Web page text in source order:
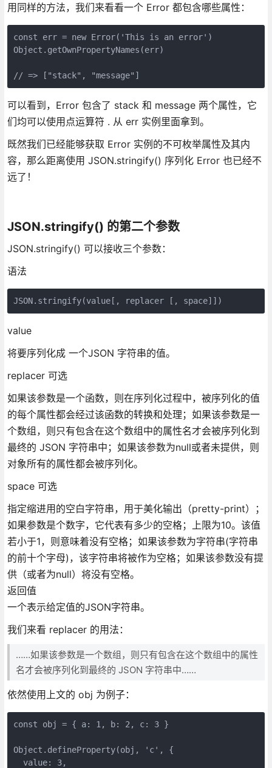
用同样的方法，我们来看看一个 Error 都包含哪些属性：
const err = new Error('This is an error')
Object.getOwnPropertyNames(err)
// => ["stack", "message"]
可以看到，Error 包含了 stack 和 message 两个属性，它
们均可以使用点运算符 . 从 err 实例里面拿到。
既然我们已经能够获取 Error 实例的不可枚举属性及其内
容，那么距离使用 JSON.stringify() 序列化 Error 也已经不
远了！
JSON.stringify() 的第二个参数
JSON.stringify() 可以接收三个参数：
语法
JSON.stringify(value[, replacer [, space]])
value
将要序列化成 一个JSON 字符串的值。
replacer 可选
如果该参数是一个函数，则在序列化过程中，被序列化的值
的每个属性都会经过该函数的转换和处理；如果该参数是一
个数组，则只有包含在这个数组中的属性名才会被序列化到
最终的 JSON 字符串中；如果该参数为null或者未提供，则
对象所有的属性都会被序列化。
space 可选
指定缩进用的空白字符串，用于美化输出（pretty-print）；
如果参数是个数字，它代表有多少的空格；上限为10。该值
若小于1，则意味着没有空格；如果该参数为字符串(字符串
的前十个字母)，该字符串将被作为空格；如果该参数没有提
供（或者为null）将没有空格。
返回值
一个表示给定值的JSON字符串。
我们来看 replacer 的用法：
……如果该参数是一个数组，则只有包含在这个数组中的属性
名才会被序列化到最终的 JSON 字符串中……
依然使用上文的 obj 为例子：
const obj = { a: 1, b: 2, c: 3 }
Object.defineProperty(obj, 'c', {
  value: 3,